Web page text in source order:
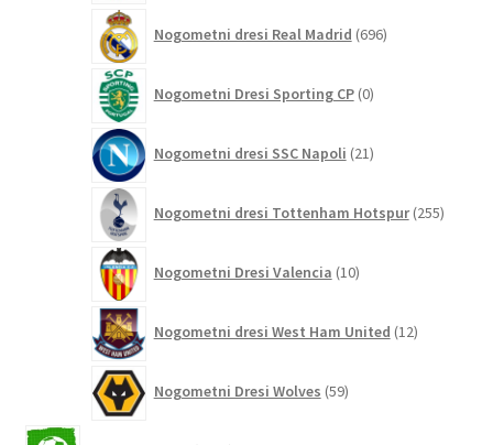
Nogometni dresi Real Madrid 696izdelkov
Nogometni Dresi Sporting CP 0izdelkov
Nogometni dresi SSC Napoli 21izdelkov
Nogometni dresi Tottenham Hotspur 255
Nogometni Dresi Valencia 10izdelkov
Nogometni dresi West Ham United 12izdelkov
Nogometni Dresi Wolves 59izdelkov